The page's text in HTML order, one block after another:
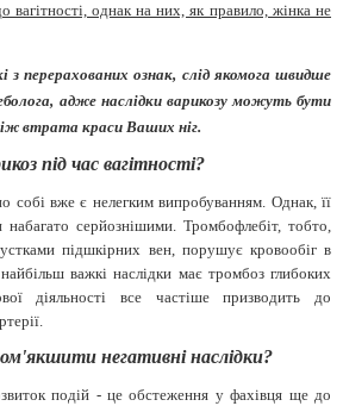
вагітності, однак на них, як правило, жінка не
з перерахованих ознак, слід якомога швидше
адже наслідки варикозу можуть бути
втрата краси Ваших ніг.
під час вагітності?
собі вже є нелегким випробуванням. Однак, її
серйознішими. Тромбофлебіт, тобто,
підшкірних вен, порушує кровообіг в
важкі наслідки має тромбоз глибоких
діяльності все частіше призводить до
негативні наслідки?
подій - це обстеження у фахівця ще до